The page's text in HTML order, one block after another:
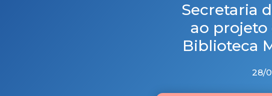
Secretaria
ao projeto
Biblioteca
28/